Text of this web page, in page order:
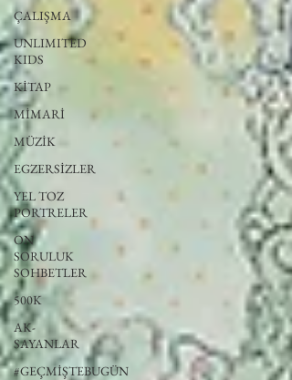
ÇALIŞMA
UNLIMITED
KIDS
KİTAP
MİMARİ
MÜZİK
EGZERSİZLER
YEL TOZ
PORTRELER
ON
SORULUK
SOHBETLER
500K
AK-
SAYANLAR
#GEÇMİŞTEBUGÜN